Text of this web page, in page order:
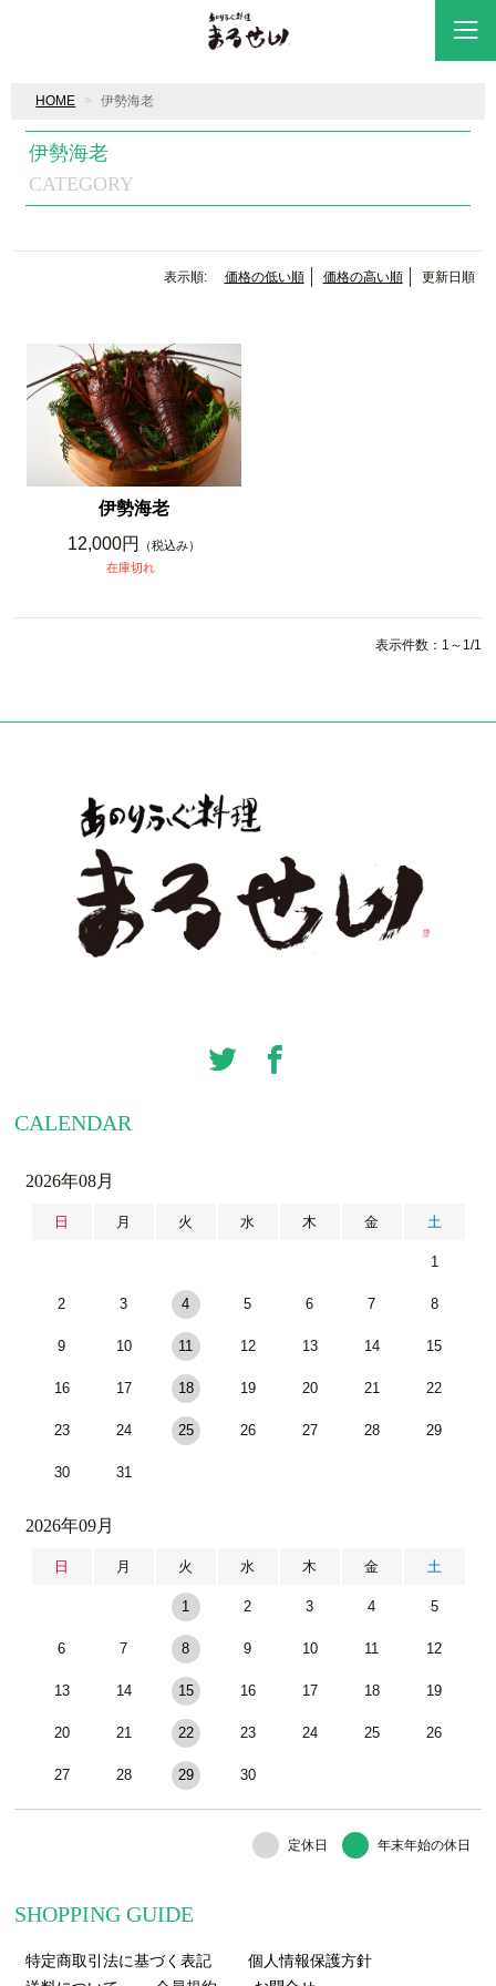
HOME 伊勢海老
CATEGORY
伊勢海老
表示順: 価格の低い順 価格の高い順 更新日順
伊勢海老
12,000円
（税込み）
在庫切れ
表示件数：1～1/1
CALENDAR
2026年08月
日 月 火 水 木 金 土
1
2 3 4 5 6 7 8
9 10 11 12 13 14 15
16 17 18 19 20 21 22
23 24 25 26 27 28 29
30 31
2026年09月
日 月 火 水 木 金 土
1 2 3 4 5
6 7 8 9 10 11 12
13 14 15 16 17 18 19
20 21 22 23 24 25 26
27 28 29 30
定休日 年末年始の休日
SHOPPING GUIDE
特定商取引法に基づく表記
個人情報保護方針